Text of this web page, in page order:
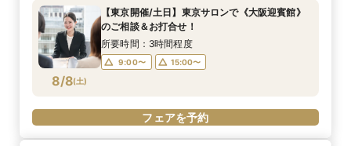
8/8(土)
【東京開催/土日】東京サロンで《大阪迎賓館》
のご相談＆お打合せ！
所要時間：3時間程度
9:00〜 15:00〜
フェアを予約